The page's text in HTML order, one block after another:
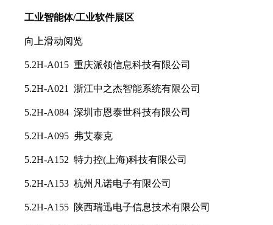
工业智能体/工业软件展区
向上滑动阅览
5.2H-A015 重庆派领信息科技有限公司
5.2H-A021 浙江中之杰智能系统有限公司
5.2H-A084 深圳市恩泰世科技有限公司
5.2H-A095 弗艾泰克
5.2H-A152 特力控(上海)科技有限公司
5.2H-A153 杭州凡诺电子有限公司
5.2H-A155 陕西瑞迅电子信息技术有限公司